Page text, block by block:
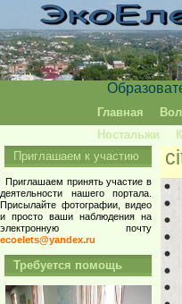
Главная
Ностальжи
Приглашаем к участию
Приглашаем принять участие в
деятельности нашего портала.
Присылайте фотографии, видео
и просто ваши наблюдения на
электронную почту
ecoelets@yandex.ru
Требуется помощь